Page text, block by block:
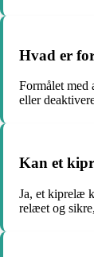
Hvad er
Formålet med
eller
Kan et
Ja, et kiprelæ
relæet og